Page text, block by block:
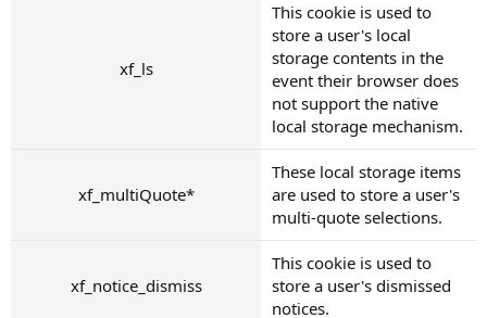
xf_ls
This cookie is used to
store a user's local
storage contents in the
event their browser does
not support the native
local storage mechanism.
xf_multiQuote*
These local storage items
are used to store a user's
multi-quote selections.
xf_notice_dismiss
This cookie is used to
store a user's dismissed
notices.